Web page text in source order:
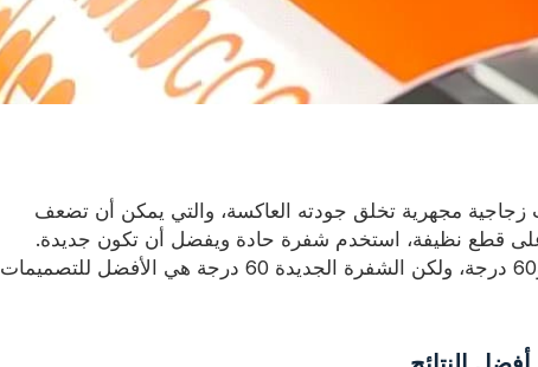
زجاجية مجهرية تخلق جودته العاكسة، والتي يمكن أن تضعف
قطع نظيفة، استخدم شفرة حادة ويفضل أن تكون جديدة.
تعمل كل من الشفرات 45 درجة و60 درجة، ولكن الشفرة الجديدة 60 درجة هي الأفضل للتصميمات